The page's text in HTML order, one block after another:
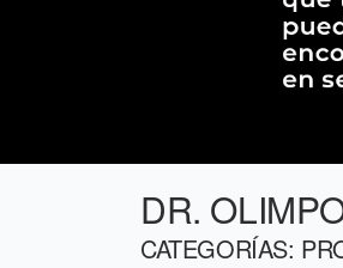
DR.
CATEGORÍAS: